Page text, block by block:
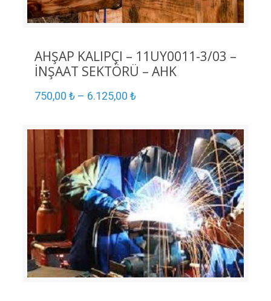
AHŞAP KALIPÇI – 11UY0011-3/03 –
İNŞAAT SEKTÖRÜ – AHK
750,00 ₺– 6.125,00 ₺